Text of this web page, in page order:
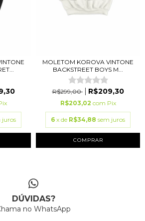
juros
MOLETOM KOROVA VINTONE
BACKSTREET BOYS M...
R$299,00 R$209,30
R$203,02 com Pix
6 x de R$34,88 sem juros
COMPRAR
DÚVIDAS?
no WhatsApp